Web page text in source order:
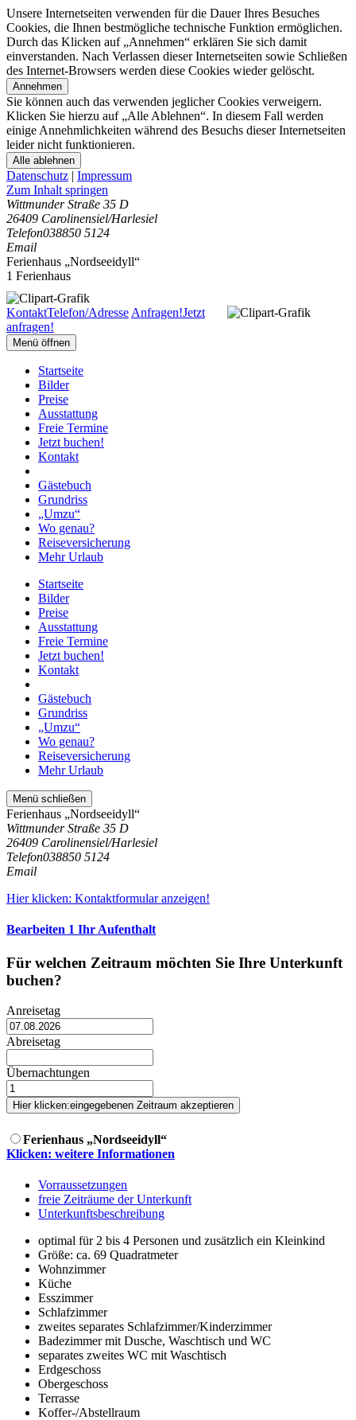
Unsere Internetseiten verwenden für die Dauer Ihres Besuches
Cookies, die Ihnen bestmögliche technische Funktion ermöglichen.
Durch das Klicken auf „Annehmen“ erklären Sie sich damit
einverstanden. Nach Verlassen dieser Internetseiten sowie Schließen
des Internet-Browsers werden diese Cookies wieder gelöscht.
Annehmen
Sie können auch das verwenden jeglicher Cookies verweigern.
Klicken Sie hierzu auf „Alle Ablehnen“. In diesem Fall werden
einige Annehmlichkeiten während des Besuchs dieser Internetseiten
leider nicht funktionieren.
Alle ablehnen
Datenschutz | Impressum
Zum Inhalt springen
Wittmunder Straße 35 D
26409 Carolinensiel/Harlesiel
Telefon038850 5124
Email
Ferienhaus „Nordseeidyll“
1 Ferienhaus
KontaktTelefon/Adresse Anfragen!Jetzt
anfragen!
Menü öffnen
Startseite
Bilder
Preise
Ausstattung
Freie Termine
Jetzt buchen!
Kontakt
Gästebuch
Grundriss
„Umzu“
Wo genau?
Reiseversicherung
Mehr Urlaub
Startseite
Bilder
Preise
Ausstattung
Freie Termine
Jetzt buchen!
Kontakt
Gästebuch
Grundriss
„Umzu“
Wo genau?
Reiseversicherung
Mehr Urlaub
Menü schließen
Ferienhaus „Nordseeidyll“
Wittmunder Straße 35 D
26409 Carolinensiel/Harlesiel
Telefon038850 5124
Email
Hier klicken: Kontaktformular anzeigen!
Bearbeiten 1 Ihr Aufenthalt
Für welchen Zeitraum möchten Sie Ihre Unterkunft
buchen?
Anreisetag
Abreisetag
Übernachtungen
Hier klicken:eingegebenen Zeitraum akzeptieren
Ferienhaus „Nordseeidyll“
Klicken: weitere Informationen
Vorraussetzungen
freie Zeiträume der Unterkunft
Unterkunftsbeschreibung
optimal für 2 bis 4 Personen und zusätzlich ein Kleinkind
Größe: ca. 69 Quadratmeter
Wohnzimmer
Küche
Esszimmer
Schlafzimmer
zweites separates Schlafzimmer/Kinderzimmer
Badezimmer mit Dusche, Waschtisch und WC
separates zweites WC mit Waschtisch
Erdgeschoss
Obergeschoss
Terrasse
Koffer-/Abstellraum